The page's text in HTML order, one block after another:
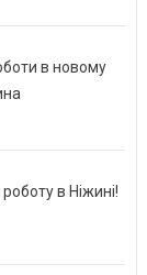
в новому
в Ніжині!